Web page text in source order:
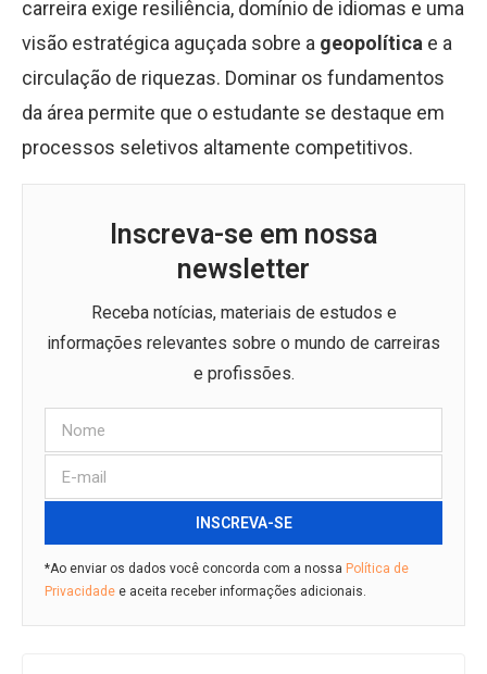
carreira exige resiliência, domínio de idiomas e uma
visão estratégica aguçada sobre a geopolítica e a
circulação de riquezas. Dominar os fundamentos
da área permite que o estudante se destaque em
processos seletivos altamente competitivos.
Inscreva-se em nossa
newsletter
Receba notícias, materiais de estudos e
informações relevantes sobre o mundo de carreiras
e profissões.
INSCREVA-SE
*Ao enviar os dados você concorda com a nossa Política de
Privacidade e aceita receber informações adicionais.